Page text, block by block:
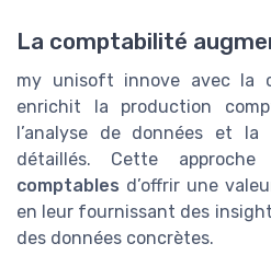
La comptabilité
my unisoft innove avec la
enrichit la production
l’analyse de données et la
détaillés. Cette
comptables d’offrir une
en leur fournissant des
des données concrètes.